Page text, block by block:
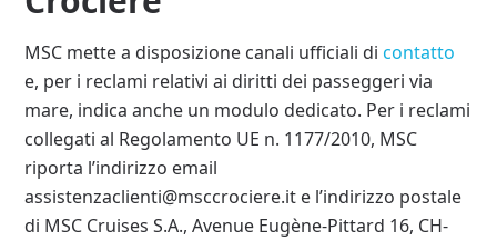
MSC mette a disposizione canali ufficiali dicontatto
e, per i reclami relativi ai diritti dei passeggeri via
mare, indica anche un modulo dedicato. Per i reclami
collegati al Regolamento UE n. 1177/2010, MSC
riporta l’indirizzo email
assistenzaclienti@msccrociere.it e l’indirizzo postale
di MSC Cruises S.A., Avenue Eugène-Pittard 16, CH-